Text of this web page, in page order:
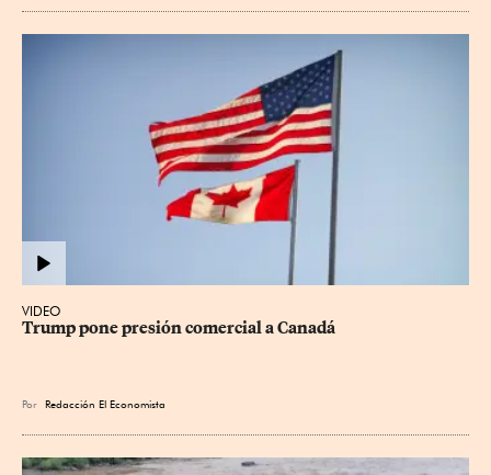
VIDEO
Trump pone presión comercial a Canadá
Por Redacción El Economista